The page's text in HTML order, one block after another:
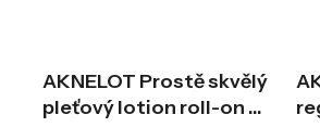
AKNELOT Prostě skvělý
pleťový lotion roll-on na